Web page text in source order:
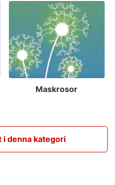
Maskrosor
i denna kategori